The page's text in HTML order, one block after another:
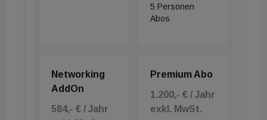
5 Personen
Abos
Networking
AddOn
584,- € / Jahr
Premium Abo
1.200,- € / Jahr
exkl. MwSt.